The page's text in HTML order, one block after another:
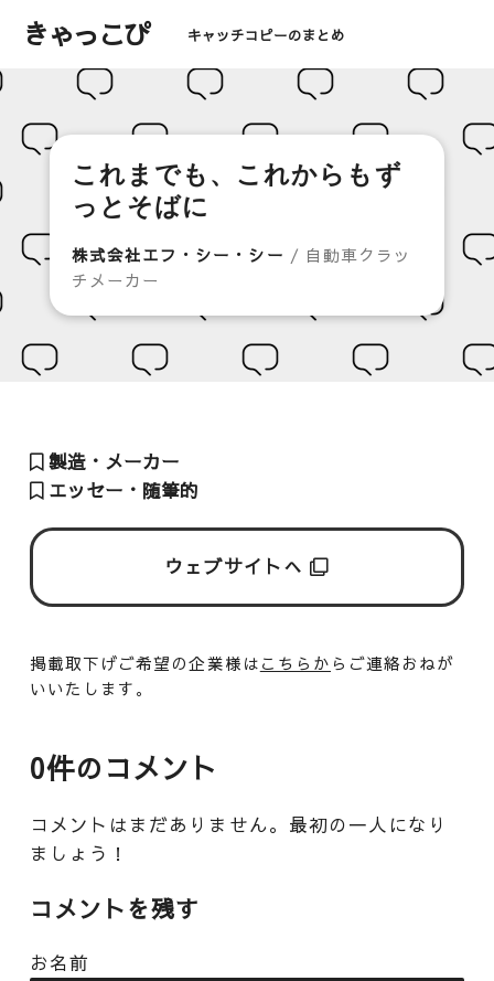
きゃっこぴ キャッチコピーのまとめ
これまでも、これからもず
っとそばに
株式会社エフ・シー・シー / 自動車クラッ
チメーカー
製造・メーカー
エッセー・随筆的
ウェブサイトへ
掲載取下げご希望の企業様は こちらか らご連絡おねが
いいたします。
0件のコメント
コメントはまだありません。最初の一人になり
ましょう！
コメントを残す
お名前